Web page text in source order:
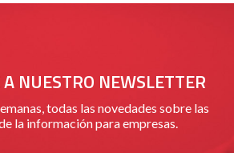
NUESTRO NEWSLETTER
todas las novedades sobre las
la información para empresas.